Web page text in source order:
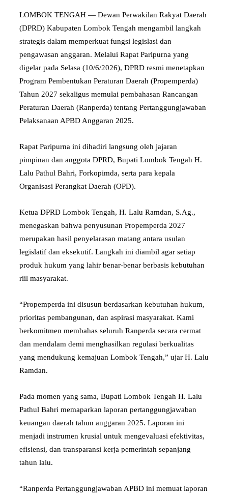
LOMBOK TENGAH — Dewan Perwakilan Rakyat Daerah
(DPRD) Kabupaten Lombok Tengah mengambil langkah
strategis dalam memperkuat fungsi legislasi dan
pengawasan anggaran. Melalui Rapat Paripurna yang
digelar pada Selasa (10/6/2026), DPRD resmi menetapkan
Program Pembentukan Peraturan Daerah (Propemperda)
Tahun 2027 sekaligus memulai pembahasan Rancangan
Peraturan Daerah (Ranperda) tentang Pertanggungjawaban
Pelaksanaan APBD Anggaran 2025.
Rapat Paripurna ini dihadiri langsung oleh jajaran
pimpinan dan anggota DPRD, Bupati Lombok Tengah H.
Lalu Pathul Bahri, Forkopimda, serta para kepala
Organisasi Perangkat Daerah (OPD).
Ketua DPRD Lombok Tengah, H. Lalu Ramdan, S.Ag.,
menegaskan bahwa penyusunan Propemperda 2027
merupakan hasil penyelarasan matang antara usulan
legislatif dan eksekutif. Langkah ini diambil agar setiap
produk hukum yang lahir benar-benar berbasis kebutuhan
riil masyarakat.
“Propemperda ini disusun berdasarkan kebutuhan hukum,
prioritas pembangunan, dan aspirasi masyarakat. Kami
berkomitmen membahas seluruh Ranperda secara cermat
dan mendalam demi menghasilkan regulasi berkualitas
yang mendukung kemajuan Lombok Tengah,” ujar H. Lalu
Ramdan.
Pada momen yang sama, Bupati Lombok Tengah H. Lalu
Pathul Bahri memaparkan laporan pertanggungjawaban
keuangan daerah tahun anggaran 2025. Laporan ini
menjadi instrumen krusial untuk mengevaluasi efektivitas,
efisiensi, dan transparansi kerja pemerintah sepanjang
tahun lalu.
“Ranperda Pertanggungjawaban APBD ini memuat laporan